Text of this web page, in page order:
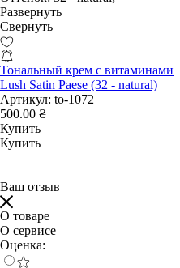
Развернуть
Свернуть
Тональный крем с витаминами
Lush Satin Paese (32 - natural)
Артикул: to-1072
500.00 ₴
Купить
Купить
Ваш отзыв
О товаре
О сервисе
Оценка: